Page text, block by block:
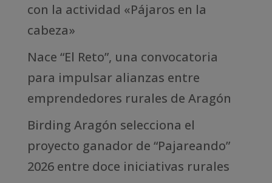
con la actividad «Pájaros en la
cabeza»
Nace “El Reto”, una convocatoria
para impulsar alianzas entre
emprendedores rurales de Aragón
Birding Aragón selecciona el
proyecto ganador de “Pajareando”
2026 entre doce iniciativas rurales